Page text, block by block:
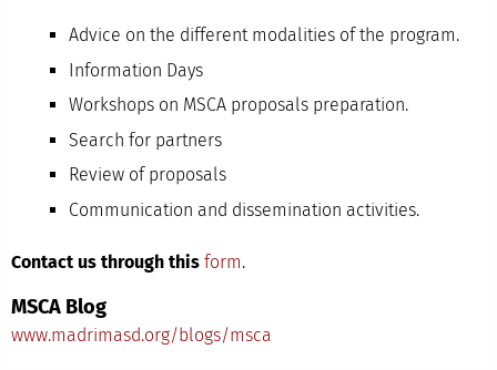
Advice on the different modalities of the program.
Information Days
Workshops on MSCA proposals preparation.
Search for partners
Review of proposals
Communication and dissemination activities.
Contact us through this form.
MSCA Blog
www.madrimasd.org/blogs/msca